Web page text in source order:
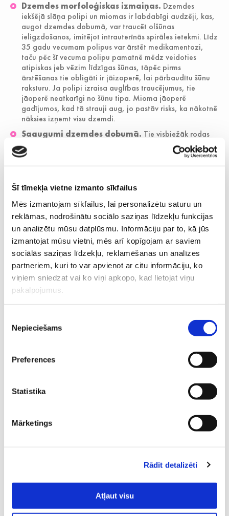
Šī tīmekļa vietne izmanto sīkfailus
Mēs izmantojam sīkfailus, lai personalizētu saturu un
reklāmas, nodrošinātu sociālo saziņas līdzekļu funkcijas
un analizētu mūsu datplūsmu. Informāciju par to, kā jūs
izmantojat mūsu vietni, mēs arī kopīgojam ar saviem
sociālās saziņas līdzekļu, reklamēšanas un analīzes
partneriem, kuri to var apvienot ar citu informāciju, ko
viņiem sniedzat vai ko viņi apkopo, kad lietojat viņu
pakalpojumus.
izvēle
Nepieciešams
Preferences
Statistika
Mārketings
Rādīt detalizēti
Atļaut visu
Dzemdes morfoloģiskas izmaiņas. Dzemdes
iekšējā slāņa polipi un miomas ir labdabīgi audzēji, kas,
augot dzemdes dobumā, var traucēt olšūnas
ieligzdošanos, imitējot intrauterīnās spirāles ietekmi. Līdz
35 gadu vecumam polipus var ārstēt medikamentozi,
taču pēc šī vecuma polipu pamatnē mēdz veidoties
atipiskas jeb vēzim līdzīgas šūnas, tāpēc pirms
ārstēšanas tie obligāti ir jāizoperē, lai pārbaudītu šūnu
raksturu. Ja polipi izraisa auglības traucējumus, tie
jāoperē neatkarīgi no šūnu tipa. Mioma jāoperē
gadījumos, kad tā strauji aug, jo pastāv risks, ka nākotnē
nāksies izņemt visu dzemdi.
Saaugumi dzemdes dobumā. Tie visbiežāk rodas
pēc dzemdes dobuma manipulācijām – aborta, dzemdes
abrāzijas vai iekaisuma. Ir metodes, ar kurām iespējams
saaugumus novērst, taču, ja bojāts dzemdes iekšējais
Apkārtējās vides un dzīvesveida ietekme.
Reproduktīvo veselību negatīvi ietekmē starojums,
pesticīdi, bisfenols A, ftalāti un citas vielas. Auglību var
samazināt arī darba apstākļi, stress, smēķēšana,
alkohola un narkotisko vielu lietošana, kā arī pārciestas
slimības — īpaši seksuāli transmisīvās infekcijas, kas
atstājušas sekas uz reproduktīvo sistēmu.
Neizskaidrojama neauglība.Aptuveni 10 %
gadījumu neauglības iemeslu neizdodas noteikt pat pēc
rūpīgas izmeklēšanas.
Cik lielā mērā auglību ietekmē
Vecums ir viens no nozīmīgākajiem faktoriem, kas ietekmē
sievietes auglību. Mūsdienās sievietes arvien biežāk par
bērniņa ieņemšanu sāk domāt pēc 35 gadu vecuma. Taču